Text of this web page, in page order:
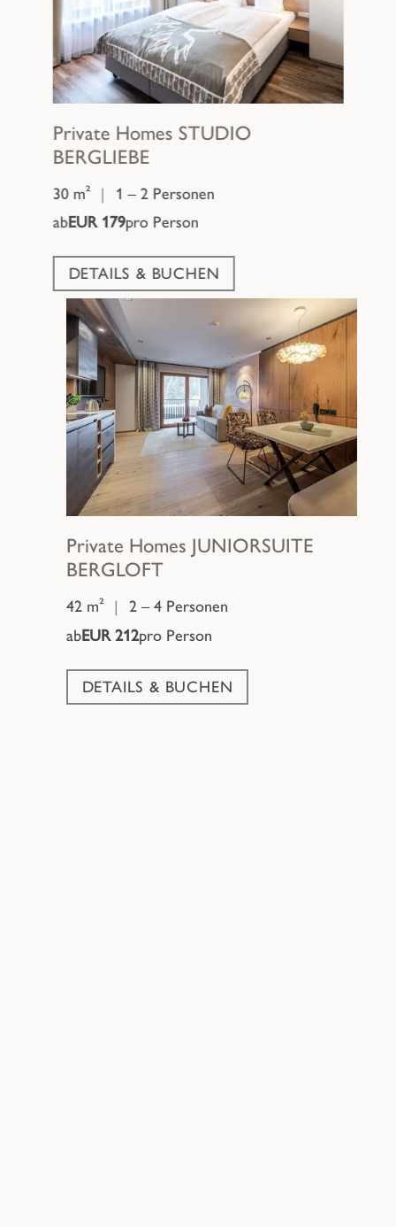
Private Homes STUDIO
BERGLIEBE
30 m² |
1 – 2 Personen
abEUR 179pro Person
DETAILS & BUCHEN
Private Homes JUNIORSUITE
BERGLOFT
42 m² |
2 – 4 Personen
abEUR 212pro Person
DETAILS & BUCHEN